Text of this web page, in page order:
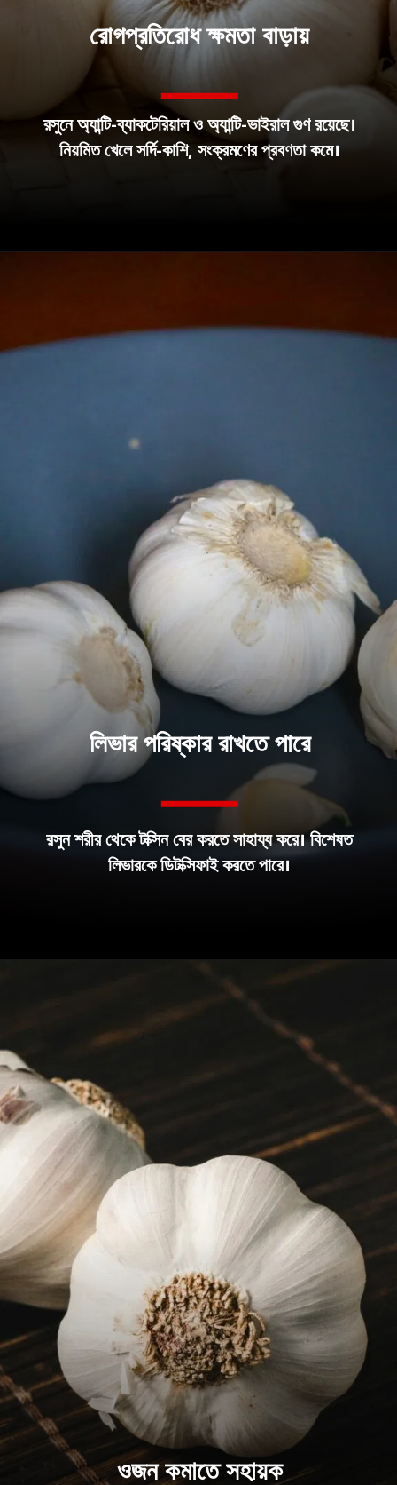
রসুনে অ্যান্টি-ব্যাকটেরিয়াল ও অ্যান্টি-ভাইরাল গুণ রয়েছে।
রোগপ্রতিরোধ ক্ষমতা বাড়ায়
রসুন শরীর থেকে টক্সিন বের করতে সাহায্য করে। বিশেষত
লিভারকে ডিটক্সিফাই করতে পারে।
লিভার পরিষ্কার রাখতে পারে
ওজন কমাতে সহায়ক